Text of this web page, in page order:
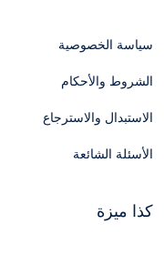
سياسة الخصوصية
الشروط والأحكام
الاستبدال والاسترجاع
الأسئلة الشائعة
كذا ميزة